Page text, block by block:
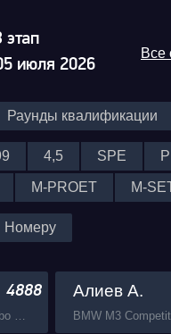
этап
июля 2026
Все
Раунды квалификации
4,5 SPE
M-PROET M-
Номеру
4888
Nissan GT-R Gosha Turbo Tech
Алиев А.
BMW M3